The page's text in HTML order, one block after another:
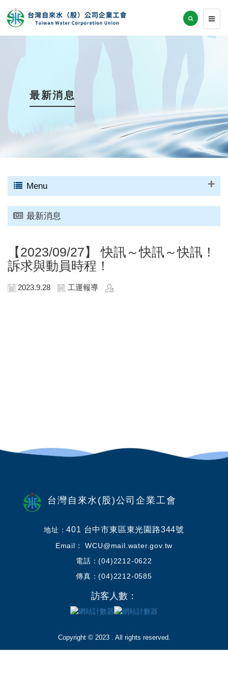
最新消息
Menu
最新消息
【2023/09/27】快訊～快訊～快訊！
訴求與動員時程！
2023.9.28 工運報導
台灣自來水(股)公司企業工會
地址：401 台中市東區東光園路344號
Email： WCU@mail.water.gov.tw
電話：(04)2212-0622
傳真：(04)2212-0585
訪客人數：
Copyright © 2023 . All rights reserved.